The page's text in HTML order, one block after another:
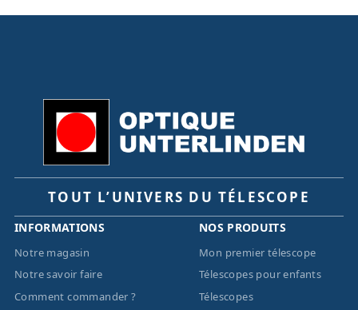
TOUT L’UNIVERS DU TÉLESCOPE
INFORMATIONS
Notre magasin
Notre savoir faire
Comment commander ?
NOS PRODUITS
Mon premier télescope
Télescopes pour enfants
Télescopes